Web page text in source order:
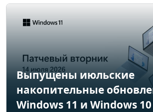
Выпущены июльские
накопительные
Windows 11 и Windows 10